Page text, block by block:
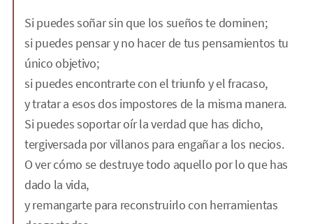
Si puedes soñar sin que los sueños te dominen;
si puedes pensar y no hacer de tus pensamientos tu
único objetivo;
si puedes encontrarte con el triunfo y el fracaso,
y tratar a esos dos impostores de la misma manera.
Si puedes soportar oír la verdad que has dicho,
tergiversada por villanos para engañar a los necios.
O ver cómo se destruye todo aquello por lo que has
dado la vida,
y remangarte para reconstruirlo con herramientas